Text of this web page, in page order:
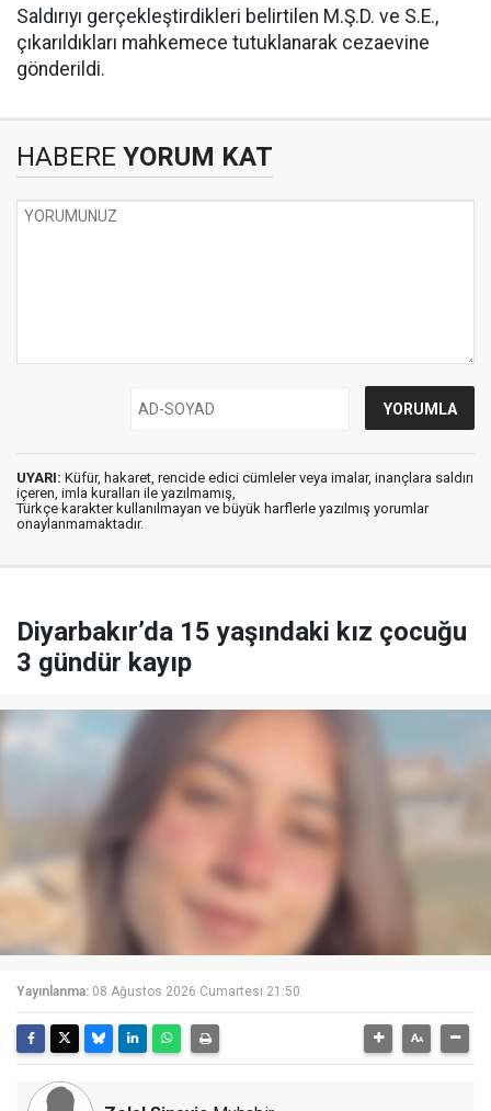
Saldırıyı gerçekleştirdikleri belirtilen M.Ş.D. ve S.E.,
çıkarıldıkları mahkemece tutuklanarak cezaevine
gönderildi.
HABERE YORUM KAT
UYARI: Küfür, hakaret, rencide edici cümleler veya imalar, inançlara saldırı
içeren, imla kuralları ile yazılmamış,
Türkçe karakter kullanılmayan ve büyük harflerle yazılmış yorumlar
onaylanmamaktadır.
Diyarbakır’da 15 yaşındaki kız çocuğu
3 gündür kayıp
Yayınlanma: 08 Ağustos 2026 Cumartesi 21:50